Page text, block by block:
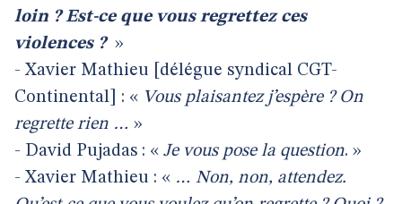
loin ? Est-ce que vous regrettez ces
violences ? »
- Xavier Mathieu [délégue syndical CGT-
Continental] : « Vous plaisantez j’espère ? On
regrette rien … »
- David Pujadas : « Je vous pose la question. »
- Xavier Mathieu : « … Non, non, attendez.